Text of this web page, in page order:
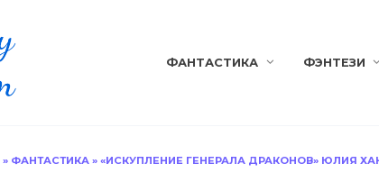
ФАНТАСТИКА ФЭНТЕЗИ
» ФАНТАСТИКА » «ИСКУПЛЕНИЕ ГЕНЕРАЛА ДРАКОНОВ» ЮЛИЯ